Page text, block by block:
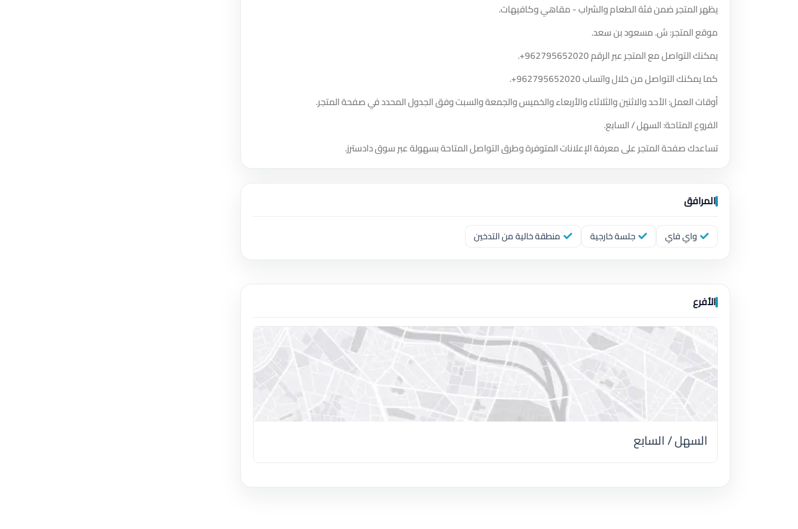
يظهر المتجر ضمن فئة الطعام والشراب - مقاهي وكافيهات.
موقع المتجر: ش. مسعود بن سعد.
يمكنك التواصل مع المتجر عبر الرقم+962795652020
.
كما يمكنك التواصل من خلال واتساب+962795652020
.
أوقات العمل: الأحد والاثنين والثلاثاء والأربعاء والخميس والجمعة والسبت وفق الجدول المحدد في صفحة المتجر.
الفروع المتاحة: السهل / السابع.
تساعدك صفحة المتجر على معرفة الإعلانات المتوفرة وطرق التواصل المتاحة بسهولة عبر سوق دادسترز.
المرافق
واي فاي جلسة خارجية منطقة خالية من التدخين
الأفرع
السهل / السابع